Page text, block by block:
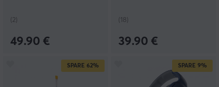
(2)
49.90 €
(18)
39.90 €
SPARE 62% SPARE 9%